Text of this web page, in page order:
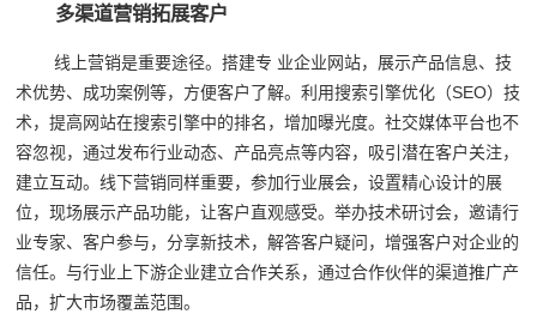
多渠道营销拓展客户
线上营销是重要途径。搭建专 业企业网站，展示产品信息、技
术优势、成功案例等，方便客户了解。利用搜索引擎优化（SEO）技
术，提高网站在搜索引擎中的排名，增加曝光度。社交媒体平台也不
容忽视，通过发布行业动态、产品亮点等内容，吸引潜在客户关注，
建立互动。线下营销同样重要，参加行业展会，设置精心设计的展
位，现场展示产品功能，让客户直观感受。举办技术研讨会，邀请行
业专家、客户参与，分享新技术，解答客户疑问，增强客户对企业的
信任。与行业上下游企业建立合作关系，通过合作伙伴的渠道推广产
品，扩大市场覆盖范围。